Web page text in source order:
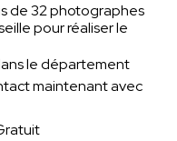
de 32 photographes
pour réaliser le
le département
maintenant avec